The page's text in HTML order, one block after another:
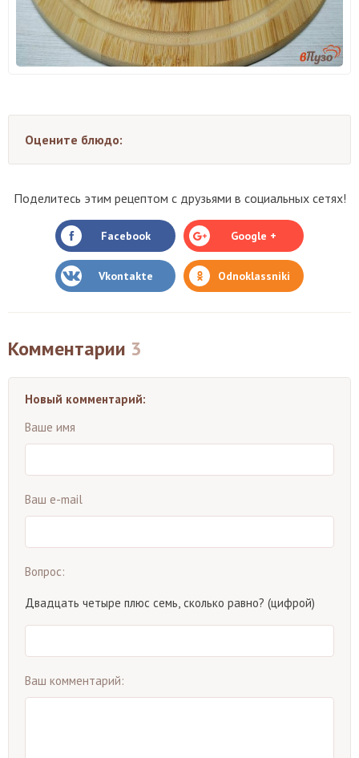
Оцените блюдо:
Поделитесь этим рецептом с друзьями в социальных сетях!
Facebook Google +
Vkontakte Odnoklassniki
Комментарии 3
Новый комментарий:
Ваше имя
Ваш e-mail
Вопрос:
Двадцать четыре плюс семь, сколько равно? (цифрой)
Ваш комментарий: